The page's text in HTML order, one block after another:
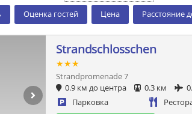
Оценка гостей Цена Расстояние
Strandschlosschen
★★★
Strandpromenade 7
0.9 км до центра
0.3 км
Парковка